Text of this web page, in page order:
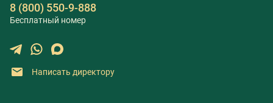
8 (800) 550-9-888
Бесплатный номер
Написать директору